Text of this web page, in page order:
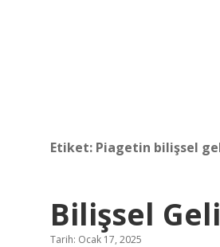
Etiket: Piagetin bilişsel
Bilişsel
Tarih: Ocak 17, 2025